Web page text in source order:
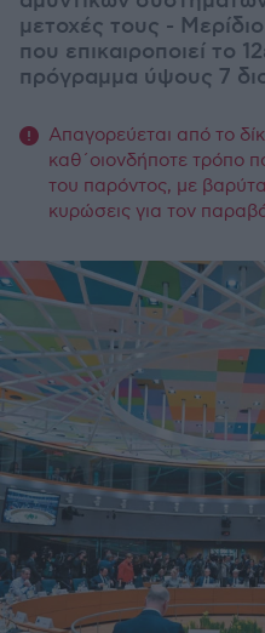
μετοχές τους -
που επικαιροποιεί το
πρόγραμμα ύψους 7
Απαγορεύεται από το
καθ΄οιονδήποτε τρόπο
του παρόντος, με
κυρώσεις για τον